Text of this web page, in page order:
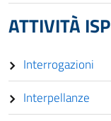
ATTIVITÀ
Interrogazioni
Interpellanze